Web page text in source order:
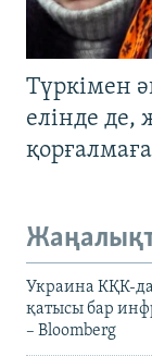
Түркімен
елінде де,
Украина КҚК-
қатысы бар
– Bloomberg